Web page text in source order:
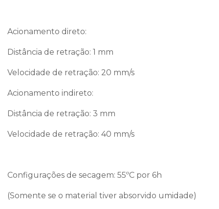
Acionamento direto:
Distância de retração: 1 mm
Velocidade de retração: 20 mm/s
Acionamento indireto:
Distância de retração: 3 mm
Velocidade de retração: 40 mm/s
Configurações de secagem: 55ºC por 6h
(Somente se o material tiver absorvido umidade)